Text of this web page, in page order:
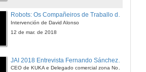
Robots: Os Compañeiros de Traballo do Futuro - Quenda de Cuestións
Intervención de David Alonso
12 de mar. de 2018
CEO de KUKA e Delegado comercial zona Noroeste